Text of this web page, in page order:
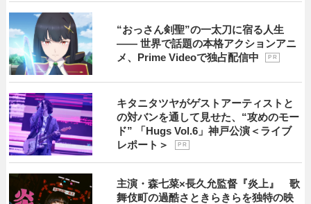
“おっさん剣聖”の一太刀に宿る人生
―― 世界で話題の本格アクションアニ
メ、Prime Videoで独占配信中
P R
キタニタツヤがゲストアーティストと
の対バンを通して見せた、“攻めのモー
ド” 「Hugs Vol.6」神戸公演＜ライブ
レポート＞
P R
主演・森七菜×長久允監督『炎上』 歌
舞伎町の過酷さときらきらを独特の映